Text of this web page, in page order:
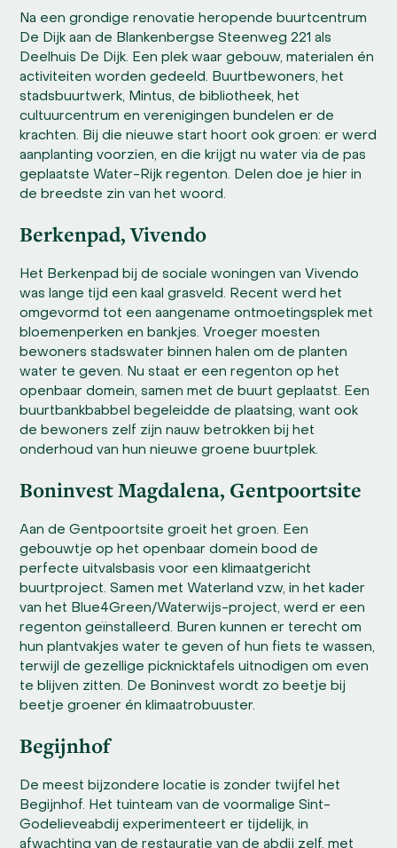
Na een grondige renovatie heropende buurtcentrum
De Dijk aan de Blankenbergse Steenweg 221 als
Deelhuis De Dijk. Een plek waar gebouw, materialen én
activiteiten worden gedeeld. Buurtbewoners, het
stadsbuurtwerk, Mintus, de bibliotheek, het
cultuurcentrum en verenigingen bundelen er de
krachten. Bij die nieuwe start hoort ook groen: er werd
aanplanting voorzien, en die krijgt nu water via de pas
geplaatste Water-Rijk regenton. Delen doe je hier in
de breedste zin van het woord.
Berkenpad, Vivendo
Het Berkenpad bij de sociale woningen van Vivendo
was lange tijd een kaal grasveld. Recent werd het
omgevormd tot een aangename ontmoetingsplek met
bloemenperken en bankjes. Vroeger moesten
bewoners stadswater binnen halen om de planten
water te geven. Nu staat er een regenton op het
openbaar domein, samen met de buurt geplaatst. Een
buurtbankbabbel begeleidde de plaatsing, want ook
de bewoners zelf zijn nauw betrokken bij het
onderhoud van hun nieuwe groene buurtplek.
Boninvest Magdalena, Gentpoortsite
Aan de Gentpoortsite groeit het groen. Een
gebouwtje op het openbaar domein bood de
perfecte uitvalsbasis voor een klimaatgericht
buurtproject. Samen met Waterland vzw, in het kader
van het Blue4Green/Waterwijs-project, werd er een
regenton geïnstalleerd. Buren kunnen er terecht om
hun plantvakjes water te geven of hun fiets te wassen,
terwijl de gezellige picknicktafels uitnodigen om even
te blijven zitten. De Boninvest wordt zo beetje bij
beetje groener én klimaatrobuuster.
Begijnhof
De meest bijzondere locatie is zonder twijfel het
Begijnhof. Het tuinteam van de voormalige Sint-
Godelieveabdij experimenteert er tijdelijk, in
afwachting van de restauratie van de abdij zelf, met